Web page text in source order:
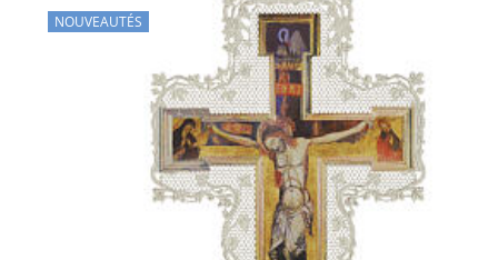
NOUVEAUTÉS